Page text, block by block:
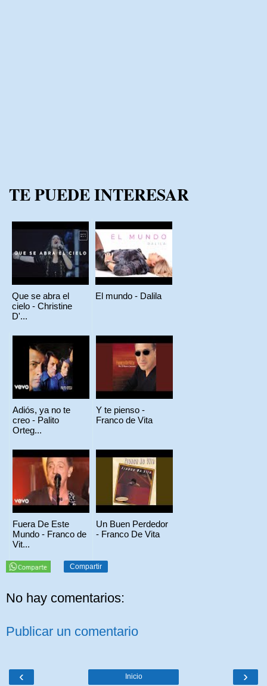
TE PUEDE INTERESAR
Que se abra el
cielo - Christine
D'...
El mundo - Dalila
Adiós, ya no te
creo - Palito
Orteg...
Y te pienso -
Franco de Vita
Fuera De Este
Mundo - Franco de
Vit...
Un Buen Perdedor
- Franco De Vita
Compartir
No hay comentarios:
Publicar un comentario
‹ ›
Inicio